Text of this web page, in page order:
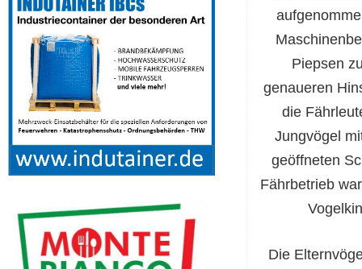
Piepsen
genaueren
die
Jungvögel
geöffneten
Fährbetrieb
Die